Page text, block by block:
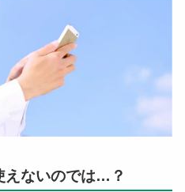
えないのでは…？